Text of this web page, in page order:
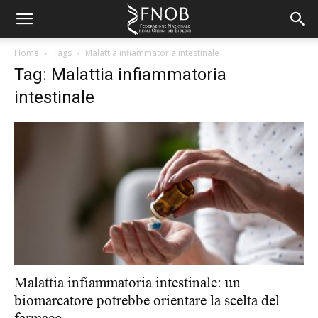
Home Tags Malattia infiammatoria intestinale
Tag: Malattia infiammatoria
intestinale
Malattia infiammatoria intestinale: un
biomarcatore potrebbe orientare la scelta del